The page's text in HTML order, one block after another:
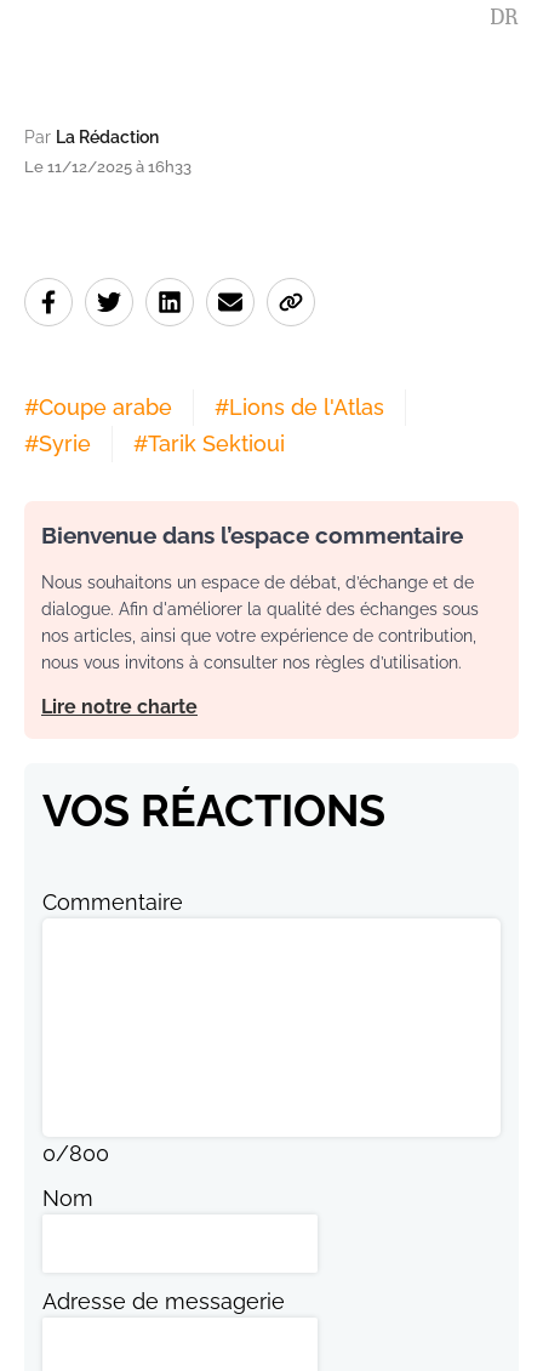
DR
Par La Rédaction
Le 11/12/2025 à 16h33
#Coupe arabe #Lions de l'Atlas
#Syrie #Tarik Sektioui
Bienvenue dans l’espace commentaire
Nous souhaitons un espace de débat, d’échange et de
dialogue. Afin d'améliorer la qualité des échanges sous
nos articles, ainsi que votre expérience de contribution,
nous vous invitons à consulter nos règles d’utilisation.
Lire notre charte
VOS RÉACTIONS
Commentaire
0/800
Nom
Adresse de messagerie